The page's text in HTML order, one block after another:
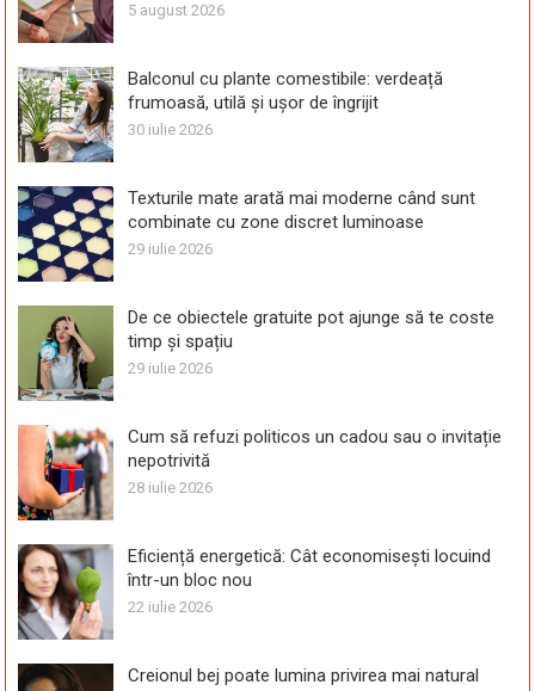
5 august 2026
Balconul cu plante comestibile: verdeață
frumoasă, utilă și ușor de îngrijit
30 iulie 2026
Texturile mate arată mai moderne când sunt
combinate cu zone discret luminoase
29 iulie 2026
De ce obiectele gratuite pot ajunge să te coste
timp și spațiu
29 iulie 2026
Cum să refuzi politicos un cadou sau o invitație
nepotrivită
28 iulie 2026
Eficiență energetică: Cât economisești locuind
într-un bloc nou
22 iulie 2026
Creionul bej poate lumina privirea mai natural